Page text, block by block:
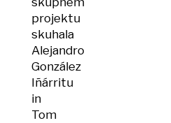
projektu
skuhala
Alejandro
González
Iñárritu
in
Tom